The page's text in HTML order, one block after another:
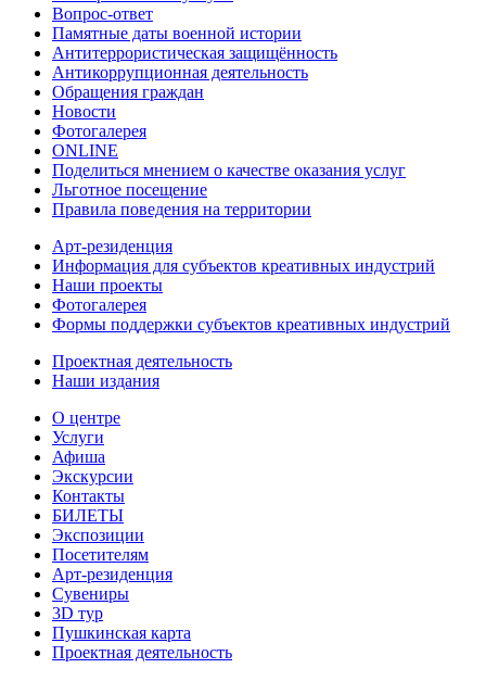
Вопрос-ответ
Памятные даты военной истории
Антитеррористическая защищённость
Антикоррупционная деятельность
Обращения граждан
Новости
Фотогалерея
ONLINE
Поделиться мнением о качестве оказания услуг
Льготное посещение
Правила поведения на территории
Арт-резиденция
Информация для субъектов креативных индустрий
Наши проекты
Фотогалерея
Формы поддержки субъектов креативных индустрий
Проектная деятельность
Наши издания
О центре
Услуги
Афиша
Экскурсии
Контакты
БИЛЕТЫ
Экспозиции
Посетителям
Арт-резиденция
Сувениры
3D тур
Пушкинская карта
Проектная деятельность